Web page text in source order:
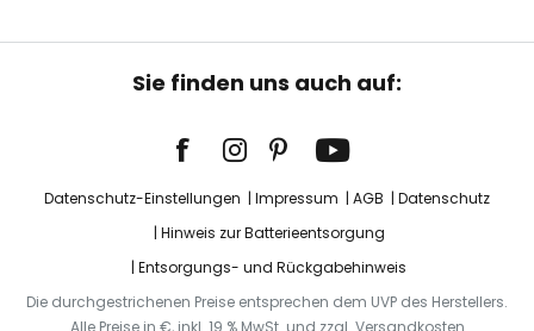
Sie finden uns auch auf:
Datenschutz-Einstellungen Impressum AGB
Datenschutz
Hinweis zur Batterieentsorgung
Entsorgungs- und Rückgabehinweis
Die durchgestrichenen Preise entsprechen dem UVP des Herstellers.
Alle Preise in €, inkl. 19 % MwSt. und zzgl. Versandkosten